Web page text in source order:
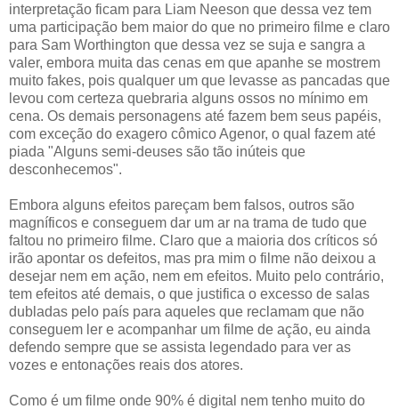
interpretação ficam para Liam Neeson que dessa vez tem
uma participação bem maior do que no primeiro filme e claro
para Sam Worthington que dessa vez se suja e sangra a
valer, embora muita das cenas em que apanhe se mostrem
muito fakes, pois qualquer um que levasse as pancadas que
levou com certeza quebraria alguns ossos no mínimo em
cena. Os demais personagens até fazem bem seus papéis,
com exceção do exagero cômico Agenor, o qual fazem até
piada "Alguns semi-deuses são tão inúteis que
desconhecemos".
Embora alguns efeitos pareçam bem falsos, outros são
magníficos e conseguem dar um ar na trama de tudo que
faltou no primeiro filme. Claro que a maioria dos críticos só
irão apontar os defeitos, mas pra mim o filme não deixou a
desejar nem em ação, nem em efeitos. Muito pelo contrário,
tem efeitos até demais, o que justifica o excesso de salas
dubladas pelo país para aqueles que reclamam que não
conseguem ler e acompanhar um filme de ação, eu ainda
defendo sempre que se assista legendado para ver as
vozes e entonações reais dos atores.
Como é um filme onde 90% é digital nem tenho muito do